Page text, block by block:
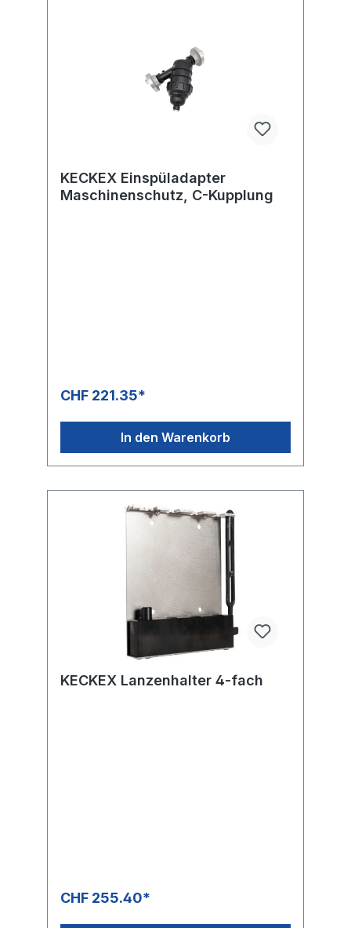
KECKEX Einspüladapter
Maschinenschutz, C-Kupplung
CHF 221.35*
In den Warenkorb
KECKEX Lanzenhalter 4-fach
CHF 255.40*